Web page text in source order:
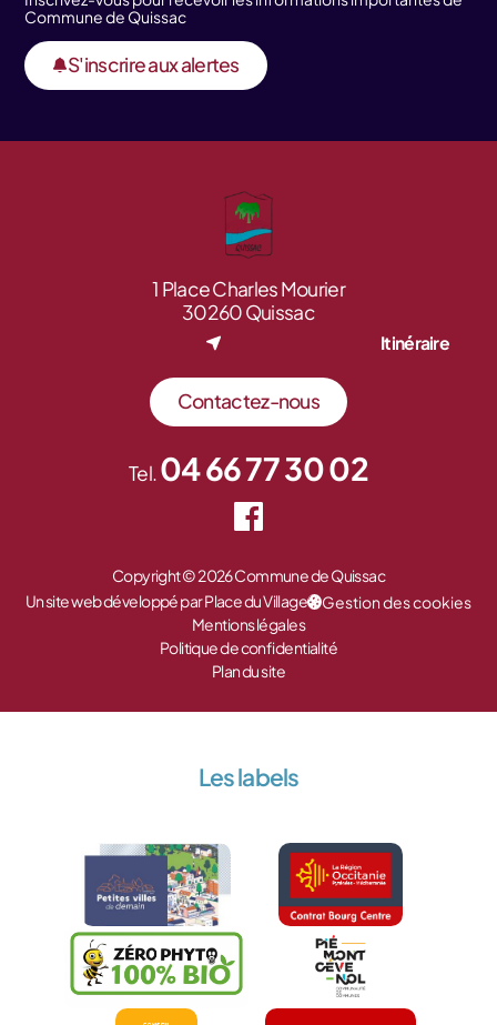
Commune de Quissac
S'inscrire aux alertes
1 Place Charles Mourier
30260 Quissac
Itinéraire
Contactez-nous
Tel.04 66 77 30 02
Copyright © 2026 Commune de Quissac
Un site web développé par Place du Village
Gestion des cookies
Mentions légales
Politique de confidentialité
Plan du site
Les labels